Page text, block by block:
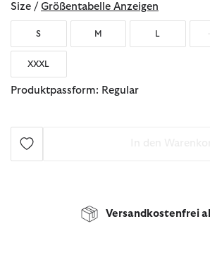
Size / Größentabelle Anzeigen
S M L
XXXL
Produktpassform: Regular
Versandkostenfrei